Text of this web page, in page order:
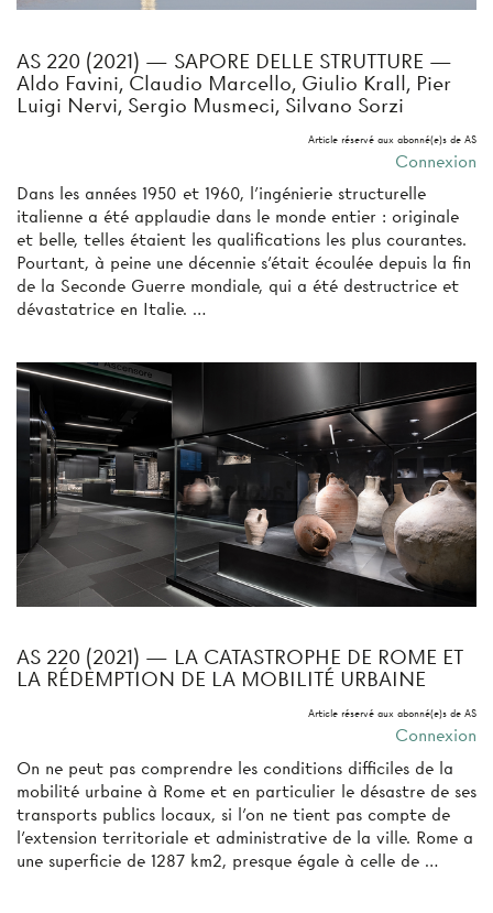
AS 220 (2021) — SAPORE DELLE STRUTTURE —
Aldo Favini, Claudio Marcello, Giulio Krall, Pier
Luigi Nervi, Sergio Musmeci, Silvano Sorzi
Article réservé aux abonné(e)s de AS
Connexion
Dans les années 1950 et 1960, l’ingénierie structurelle
italienne a été applaudie dans le monde entier : originale
et belle, telles étaient les qualifications les plus courantes.
Pourtant, à peine une décennie s’était écoulée depuis la fin
de la Seconde Guerre mondiale, qui a été destructrice et
dévastatrice en Italie. …
AS 220 (2021) — LA CATASTROPHE DE ROME ET
LA RÉDEMPTION DE LA MOBILITÉ URBAINE
Article réservé aux abonné(e)s de AS
Connexion
On ne peut pas comprendre les conditions difficiles de la
mobilité urbaine à Rome et en particulier le désastre de ses
transports publics locaux, si l’on ne tient pas compte de
l’extension territoriale et administrative de la ville. Rome a
une superficie de 1287 km2, presque égale à celle de …